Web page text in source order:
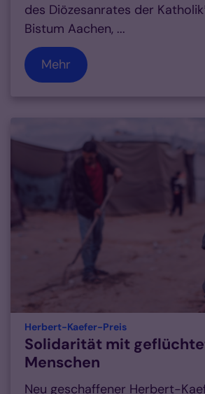
des Diözesanrates der
Bistum Aachen, ...
Mehr
Herbert-Kaefer-Preis:
Solidarität mit
Menschen
Neu geschaffener Herbert-